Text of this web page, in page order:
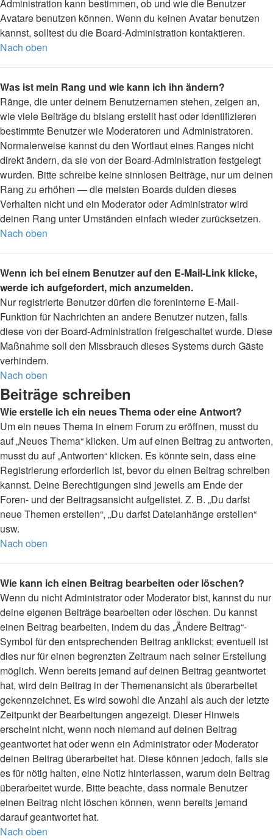
Administration kann bestimmen, ob und wie die Benutzer
Avatare benutzen können. Wenn du keinen Avatar benutzen
kannst, solltest du die Board-Administration kontaktieren.
Nach oben
Was ist mein Rang und wie kann ich ihn ändern?
Ränge, die unter deinem Benutzernamen stehen, zeigen an,
wie viele Beiträge du bislang erstellt hast oder identifizieren
bestimmte Benutzer wie Moderatoren und Administratoren.
Normalerweise kannst du den Wortlaut eines Ranges nicht
direkt ändern, da sie von der Board-Administration festgelegt
wurden. Bitte schreibe keine sinnlosen Beiträge, nur um deinen
Rang zu erhöhen — die meisten Boards dulden dieses
Verhalten nicht und ein Moderator oder Administrator wird
deinen Rang unter Umständen einfach wieder zurücksetzen.
Nach oben
Wenn ich bei einem Benutzer auf den E-Mail-Link klicke,
werde ich aufgefordert, mich anzumelden.
Nur registrierte Benutzer dürfen die foreninterne E-Mail-
Funktion für Nachrichten an andere Benutzer nutzen, falls
diese von der Board-Administration freigeschaltet wurde. Diese
Maßnahme soll den Missbrauch dieses Systems durch Gäste
verhindern.
Nach oben
Beiträge schreiben
Wie erstelle ich ein neues Thema oder eine Antwort?
Um ein neues Thema in einem Forum zu eröffnen, musst du
auf „Neues Thema“ klicken. Um auf einen Beitrag zu antworten,
musst du auf „Antworten“ klicken. Es könnte sein, dass eine
Registrierung erforderlich ist, bevor du einen Beitrag schreiben
kannst. Deine Berechtigungen sind jeweils am Ende der
Foren- und der Beitragsansicht aufgelistet. Z. B. „Du darfst
neue Themen erstellen“, „Du darfst Dateianhänge erstellen“
usw.
Nach oben
Wie kann ich einen Beitrag bearbeiten oder löschen?
Wenn du nicht Administrator oder Moderator bist, kannst du nur
deine eigenen Beiträge bearbeiten oder löschen. Du kannst
einen Beitrag bearbeiten, indem du das „Ändere Beitrag“-
Symbol für den entsprechenden Beitrag anklickst; eventuell ist
dies nur für einen begrenzten Zeitraum nach seiner Erstellung
möglich. Wenn bereits jemand auf deinen Beitrag geantwortet
hat, wird dein Beitrag in der Themenansicht als überarbeitet
gekennzeichnet. Es wird sowohl die Anzahl als auch der letzte
Zeitpunkt der Bearbeitungen angezeigt. Dieser Hinweis
erscheint nicht, wenn noch niemand auf deinen Beitrag
geantwortet hat oder wenn ein Administrator oder Moderator
deinen Beitrag überarbeitet hat. Diese können jedoch, falls sie
es für nötig halten, eine Notiz hinterlassen, warum dein Beitrag
überarbeitet wurde. Bitte beachte, dass normale Benutzer
einen Beitrag nicht löschen können, wenn bereits jemand
darauf geantwortet hat.
Nach oben